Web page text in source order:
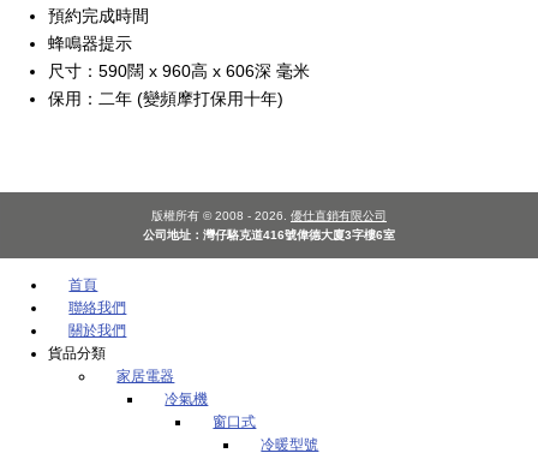
預約完成時間
蜂鳴器提示
尺寸：590闊 x 960高 x 606深 毫米
保用：二年 (變頻摩打保用十年)
版權所有 © 2008 - 2026. 優仕直銷有限公司
公司地址：灣仔駱克道416號偉德大廈3字樓6室
首頁
聯絡我們
關於我們
貨品分類
家居電器
冷氣機
窗口式
冷暖型號